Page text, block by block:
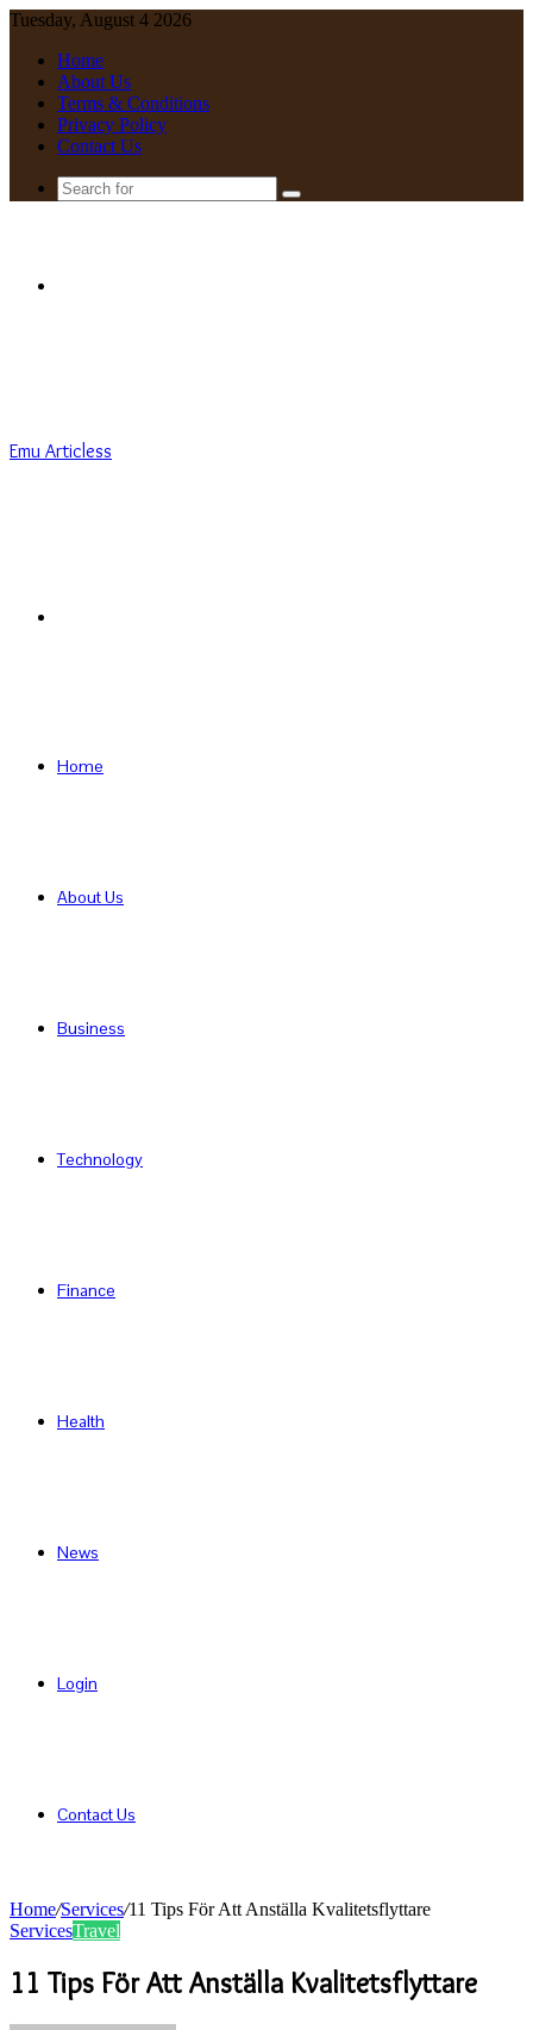
Tuesday, August 4 2026
Home
About Us
Terms & Conditions
Privacy Policy
Contact Us
Search
Emu Articless
Home
About Us
Business
Technology
Finance
Health
News
Login
Contact Us
Home/Services/11 Tips För Att Anställa Kvalitetsflyttare
ServicesTravel
11 Tips För Att Anställa Kvalitetsflyttare